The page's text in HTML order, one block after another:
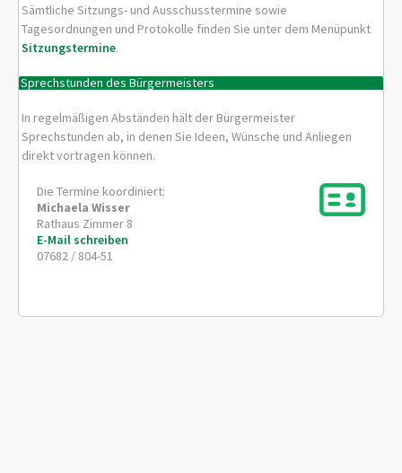
Sämtliche Sitzungs- und Ausschusstermine sowie
Tagesordnungen und Protokolle finden Sie unter dem Menüpunkt
Sitzungstermine.
Sprechstunden des Bürgermeisters
In regelmäßigen Abständen hält der Bürgermeister
Sprechstunden ab, in denen Sie Ideen, Wünsche und Anliegen
direkt vortragen können.
Die Termine koordiniert:
Michaela Wisser
Rathaus Zimmer 8
E-Mail schreiben
07682 / 804-51